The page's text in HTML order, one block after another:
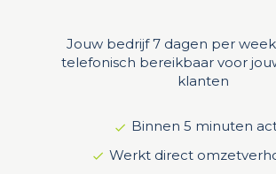
Jouw bedrijf 7 dagen per
telefonisch bereikbaar voor
klanten
Binnen 5 minuten
Werkt direct